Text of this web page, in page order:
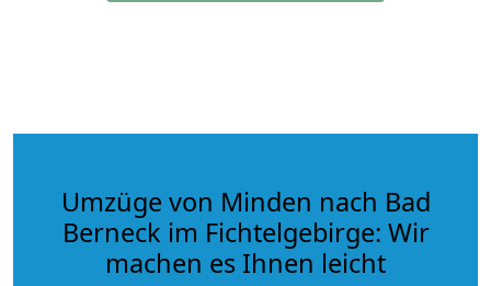
Umzüge von Minden nach Bad
Berneck im Fichtelgebirge: Wir
machen es Ihnen leicht